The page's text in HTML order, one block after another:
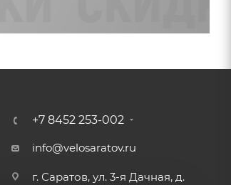
+7 8452 253-002
info@velosaratov.ru
г. Саратов, ул. 3-я Дачная, д.